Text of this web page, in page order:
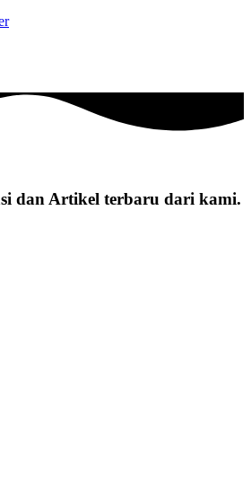
dan Artikel terbaru dari kami.